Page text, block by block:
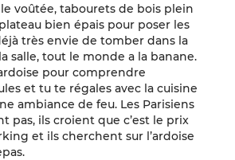
voûtée, tabourets de bois plein
bien épais pour poser les
très envie de tomber dans la
salle, tout le monde a la banane.
pour comprendre
et tu te régales avec la cuisine
ambiance de feu. Les Parisiens
pas, ils croient que c’est le prix
et ils cherchent sur l’ardoise